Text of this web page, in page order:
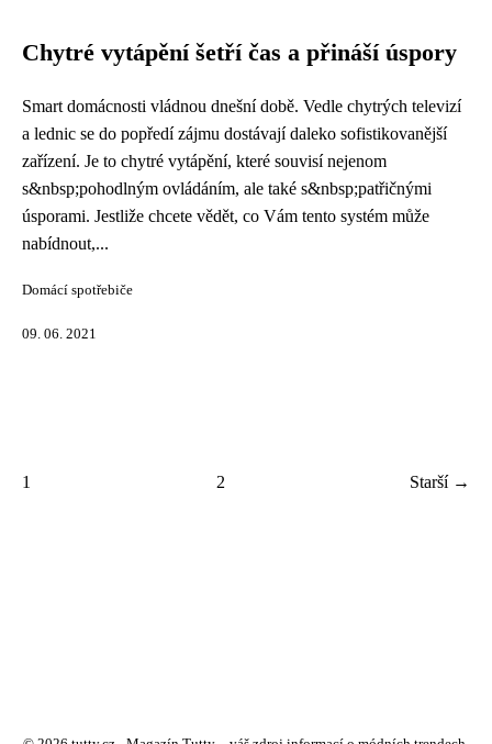
Chytré vytápění šetří čas a přináší úspory
Smart domácnosti vládnou dnešní době. Vedle chytrých televizí
a lednic se do popředí zájmu dostávají daleko sofistikovanější
zařízení. Je to chytré vytápění, které souvisí nejenom
s&nbsp;pohodlným ovládáním, ale také s&nbsp;patřičnými
úsporami. Jestliže chcete vědět, co Vám tento systém může
nabídnout,...
Domácí spotřebiče
09. 06. 2021
1 2 Starší →